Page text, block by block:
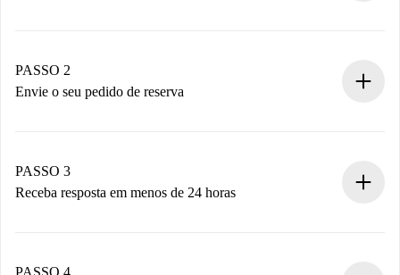
Você tem todas as informações necessárias
antecipadamente.
PASSO 2
Envie o seu pedido de reserva
Não cobramos nada até que o proprietário confirme.
PASSO 3
Receba resposta em menos de 24 horas
proprietário.